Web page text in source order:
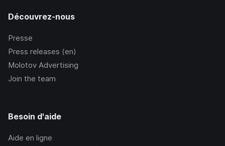
Découvrez-nous
Presse
Press releases (en)
Molotov Advertising
Join the team
Besoin d'aide
Aide en ligne